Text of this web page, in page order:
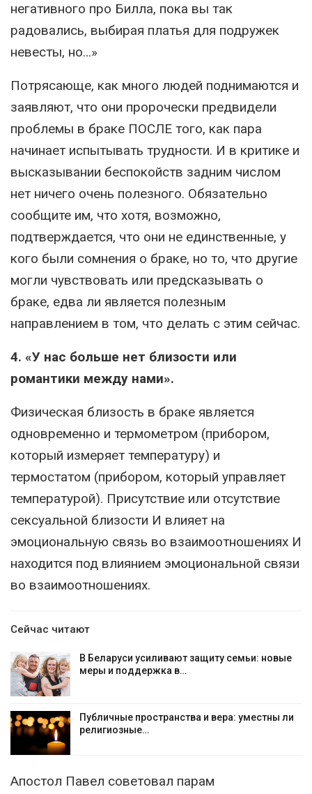
негативного про Билла, пока вы так
радовались, выбирая платья для подружек
невесты, но…»
Потрясающе, как много людей поднимаются и
заявляют, что они пророчески предвидели
проблемы в браке ПОСЛЕ того, как пара
начинает испытывать трудности. И в критике и
высказывании беспокойств задним числом
нет ничего очень полезного. Обязательно
сообщите им, что хотя, возможно,
подтверждается, что они не единственные, у
кого были сомнения о браке, но то, что другие
могли чувствовать или предсказывать о
браке, едва ли является полезным
направлением в том, что делать с этим сейчас.
4. «У нас больше нет близости или
романтики между нами».
Физическая близость в браке является
одновременно и термометром (прибором,
который измеряет температуру) и
термостатом (прибором, который управляет
температурой). Присутствие или отсутствие
сексуальной близости И влияет на
эмоциональную связь во взаимоотношениях И
находится под влиянием эмоциональной связи
во взаимоотношениях.
Сейчас читают
В Беларуси усиливают защиту семьи: новые
меры и поддержка в…
Публичные пространства и вера: уместны ли
религиозные…
Апостол Павел советовал парам